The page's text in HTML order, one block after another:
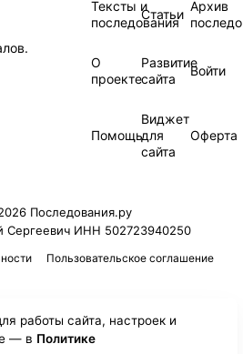
Тексты и
последования
Статьи
Архив
О
проекте
Развитие
сайта
Войти
Помощь
Виджет
для
сайта
Оферта
Последования.ру
Сергеевич ИНН 502723940250
Пользовательское соглашение
работы сайта, настроек и
— в Политике